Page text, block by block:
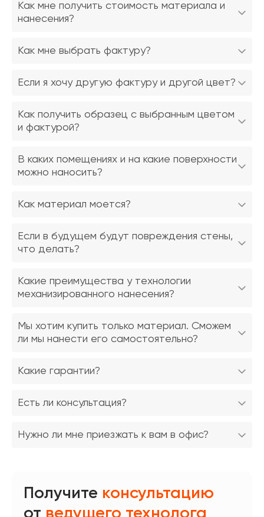
Как мне получить стоимость материала и
нанесения?
Как мне выбрать фактуру?
Если я хочу другую фактуру и другой цвет?
Как получить образец с выбранным цветом
и фактурой?
В каких помещениях и на какие поверхности
можно наносить?
Как материал моется?
Если в будущем будут повреждения стены,
что делать?
Какие преимущества у технологии
механизированного нанесения?
Мы хотим купить только материал. Сможем
ли мы нанести его самостоятельно?
Какие гарантии?
Есть ли консультация?
Нужно ли мне приезжать к вам в офис?
Получите консультацию